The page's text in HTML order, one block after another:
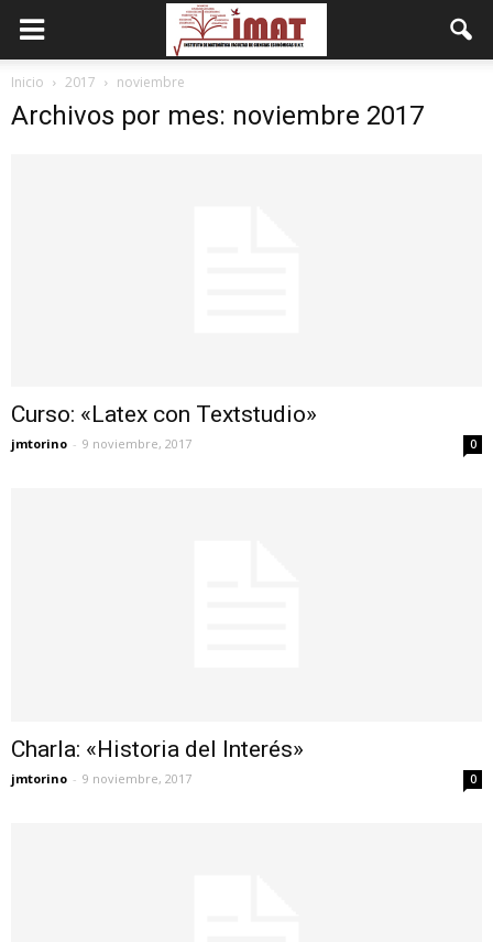
Inicio 2017 noviembre
Archivos por mes: noviembre 2017
Curso: «Latex con Textstudio»
jmtorino - 9 noviembre, 2017 0
Charla: «Historia del Interés»
jmtorino - 9 noviembre, 2017 0